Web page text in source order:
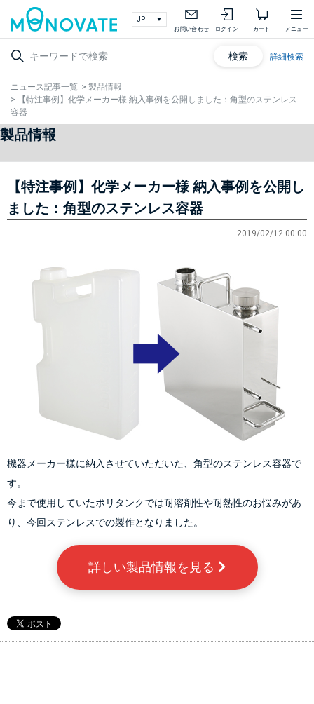
お問い合わせ ログイン カート メニュー
検索 詳細検索
ニュース記事一覧 > 製品情報
>
【特注事例】化学メーカー様 納入事例を公開しました：角型のステンレス
容器
製品情報
【特注事例】化学メーカー様 納入事例を公開し
ました：角型のステンレス容器
2019/02/12 00:00
機器メーカー様に納入させていただいた、角型のステンレス容器で
す。
今まで使用していたポリタンクでは耐溶剤性や耐熱性のお悩みがあ
り、今回ステンレスでの製作となりました。
詳しい製品情報を見る